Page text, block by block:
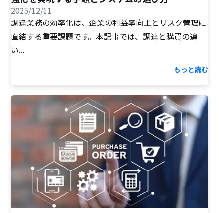
2025/12/11
調達業務の効率化は、企業の利益率向上とリスク管理に
直結する重要課題です。本記事では、調達と購買の違
い...
もっと読む